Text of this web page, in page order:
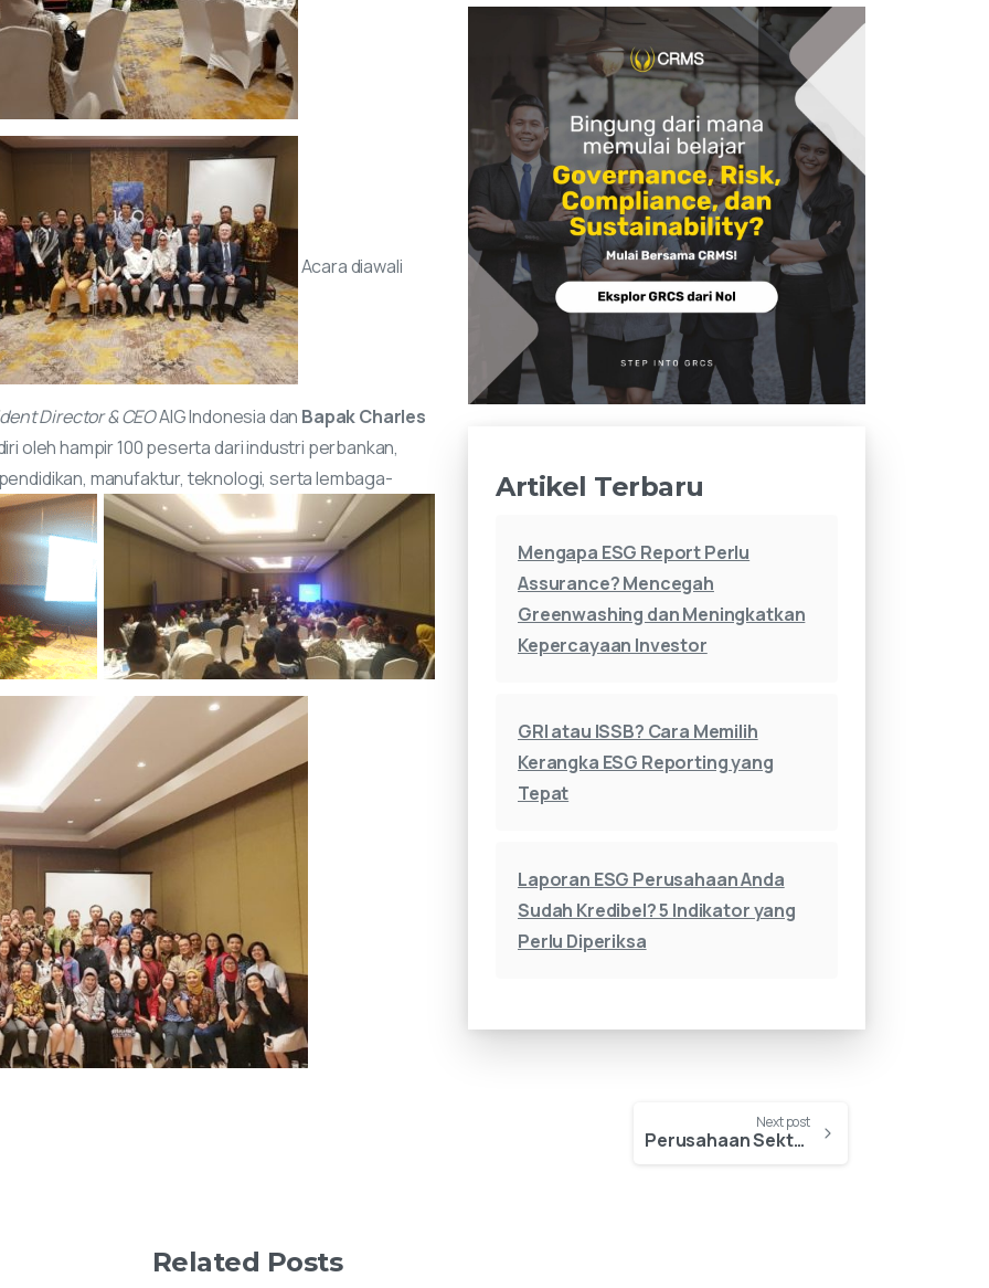
Acara diawali
Director & CEOAIG Indonesia dan Bapak Charles
oleh hampir 100 peserta dari industri perbankan,
manufaktur, teknologi, serta lembaga-
Artikel Terbaru
Mengapa ESG Report Perlu
Assurance? Mencegah
Greenwashing dan Meningkatkan
Kepercayaan Investor
GRI atau ISSB? Cara Memilih
Kerangka ESG Reporting yang
Tepat
Laporan ESG Perusahaan Anda
Sudah Kredibel? 5 Indikator yang
Perlu Diperiksa
Next post
Perusahaan Sektor Jasa Keuangan dan Sektor Riil Ikuti Pelatihan Key Risk Indicators
Related Posts